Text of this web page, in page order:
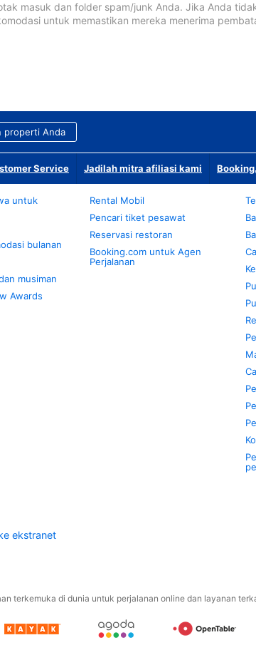
masuk dan folder spam/junk Anda. Jika Anda
untuk memastikan mereka menerima
properti Anda
Service Jadilah mitra afiliasi kami
untuk
bulanan
musiman
Awards
Rental Mobil
Pencari tiket pesawat
Reservasi restoran
Booking.com untuk Agen
Perjalanan
ekstranet
terkemuka di dunia untuk perjalanan online dan layanan